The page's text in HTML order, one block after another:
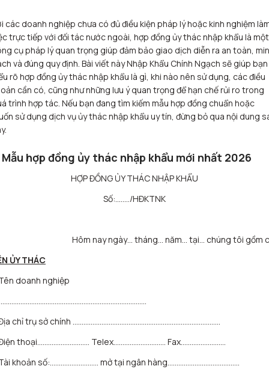
các doanh nghiệp chưa có đủ điều kiện pháp lý hoặc kinh nghiệm
trực tiếp với đối tác nước ngoài, hợp đồng ủy thác nhập khẩu là một
cụ pháp lý quan trọng giúp đảm bảo giao dịch diễn ra an toàn,
và đúng quy định. Bài viết này Nhập Khẩu Chính Ngạch sẽ giúp bạn
rõ hợp đồng ủy thác nhập khẩu là gì, khi nào nên sử dụng, các điều
cần có, cũng như những lưu ý quan trọng để hạn chế rủi ro trong
trình hợp tác. Nếu bạn đang tìm kiếm mẫu hợp đồng chuẩn hoặc
sử dụng dịch vụ ủy thác nhập khẩu uy tín, đừng bỏ qua nội dung
Mẫu hợp đồng ủy thác nhập khẩu mới nhất 2026
HỢP ĐỒNG ỦY THÁC NHẬP KHẨU
Số:……../HĐKTNK
Hôm nay ngày… tháng… năm… tại… chúng tôi gồm
ỦY THÁC
doanh nghiệp
chỉ trụ sở chính ……………………………………………………………………….
thoại……………………..… Telex……………………….. Fax…………………….
khoản số:……………………… mở tại ngân hàng………………….………………